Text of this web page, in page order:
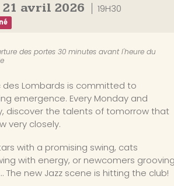
21 avril 2026 19H30
des portes 30 minutes avant l'heure du
des Lombards is committed to
emergence. Every Monday and
discover the talents of tomorrow that
very closely.
with a promising swing, cats
with energy, or newcomers grooving
The new Jazz scene is hitting the club!